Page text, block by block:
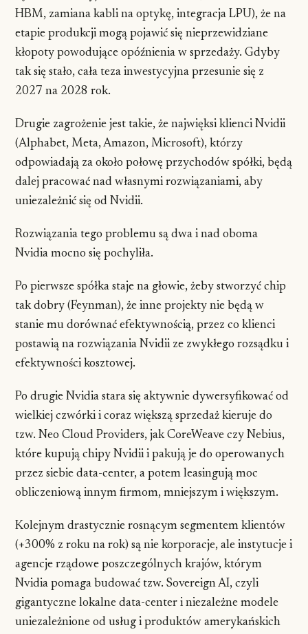
HBM, zamiana kabli na optykę, integracja LPU), że na
etapie produkcji mogą pojawić się nieprzewidziane
kłopoty powodujące opóźnienia w sprzedaży. Gdyby
tak się stało, cała teza inwestycyjna przesunie się z
2027 na 2028 rok.
Drugie zagrożenie jest takie, że najwięksi klienci Nvidii
(Alphabet, Meta, Amazon, Microsoft), którzy
odpowiadają za około połowę przychodów spółki, będą
dalej pracować nad własnymi rozwiązaniami, aby
uniezależnić się od Nvidii.
Rozwiązania tego problemu są dwa i nad oboma
Nvidia mocno się pochyliła.
Po pierwsze spółka staje na głowie, żeby stworzyć chip
tak dobry (Feynman), że inne projekty nie będą w
stanie mu dorównać efektywnością, przez co klienci
postawią na rozwiązania Nvidii ze zwykłego rozsądku i
efektywności kosztowej.
Po drugie Nvidia stara się aktywnie dywersyfikować od
wielkiej czwórki i coraz większą sprzedaż kieruje do
tzw. Neo Cloud Providers, jak CoreWeave czy Nebius,
które kupują chipy Nvidii i pakują je do operowanych
przez siebie data-center, a potem leasingują moc
obliczeniową innym firmom, mniejszym i większym.
Kolejnym drastycznie rosnącym segmentem klientów
(+300% z roku na rok) są nie korporacje, ale instytucje i
agencje rządowe poszczególnych krajów, którym
Nvidia pomaga budować tzw. Sovereign AI, czyli
gigantyczne lokalne data-center i niezależne modele
uniezależnione od usług i produktów amerykańskich